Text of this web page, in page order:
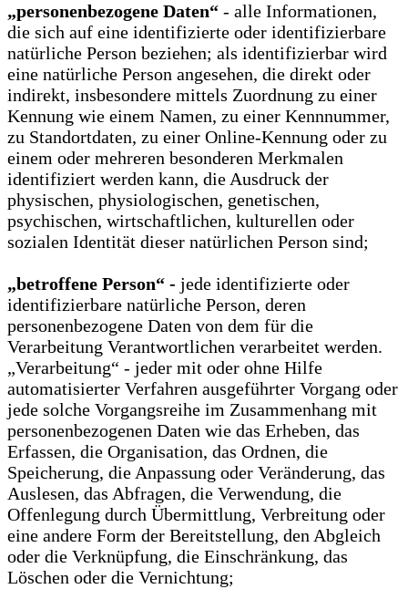
„personenbezogene Daten“ - alle Informationen,
die sich auf eine identifizierte oder identifizierbare
natürliche Person beziehen; als identifizierbar wird
eine natürliche Person angesehen, die direkt oder
indirekt, insbesondere mittels Zuordnung zu einer
Kennung wie einem Namen, zu einer Kennnummer,
zu Standortdaten, zu einer Online-Kennung oder zu
einem oder mehreren besonderen Merkmalen
identifiziert werden kann, die Ausdruck der
physischen, physiologischen, genetischen,
psychischen, wirtschaftlichen, kulturellen oder
sozialen Identität dieser natürlichen Person sind;
„betroffene Person“ - jede identifizierte oder
identifizierbare natürliche Person, deren
personenbezogene Daten von dem für die
Verarbeitung Verantwortlichen verarbeitet werden.
„Verarbeitung“ - jeder mit oder ohne Hilfe
automatisierter Verfahren ausgeführter Vorgang oder
jede solche Vorgangsreihe im Zusammenhang mit
personenbezogenen Daten wie das Erheben, das
Erfassen, die Organisation, das Ordnen, die
Speicherung, die Anpassung oder Veränderung, das
Auslesen, das Abfragen, die Verwendung, die
Offenlegung durch Übermittlung, Verbreitung oder
eine andere Form der Bereitstellung, den Abgleich
oder die Verknüpfung, die Einschränkung, das
Löschen oder die Vernichtung;